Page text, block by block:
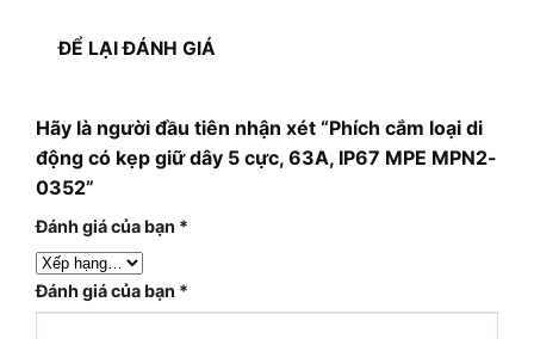
ĐỂ LẠI ĐÁNH GIÁ
Hãy là người đầu tiên nhận xét “Phích cắm loại di
động có kẹp giữ dây 5 cực, 63A, IP67 MPE MPN2-
0352”
Đánh giá của bạn *
Đánh giá của bạn *